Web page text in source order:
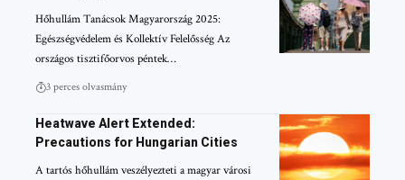
Hőhullám Tanácsok Magyarország 2025:
Egészségvédelem és Kollektív Felelősség Az
országos tisztifőorvos péntek…
3 perces olvasmány
Heatwave Alert Extended:
Precautions for Hungarian Cities
A tartós hőhullám veszélyezteti a magyar városi